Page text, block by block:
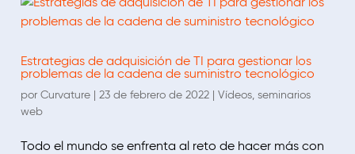
Estrategias de adquisición de TI para gestionar los
problemas de la cadena de suministro tecnológico
por Curvature | 23 de febrero de 2022 | Vídeos, seminarios
web
Todo el mundo se enfrenta al reto de hacer más con